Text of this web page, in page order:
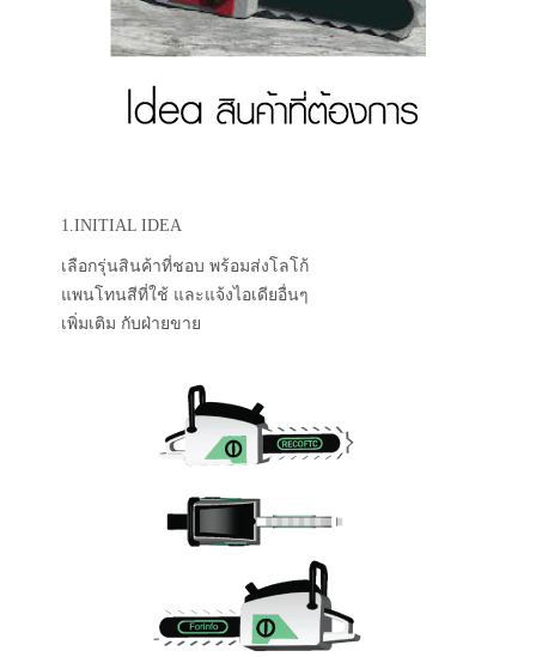
1.INITIAL IDEA
เลือกรุ่นสินค้าที่ชอบ พร้อมส่งโลโก้
แพนโทนสีที่ใช้ และแจ้งไอเดียอื่นๆ
เพิ่มเติม กับฝ่ายขาย